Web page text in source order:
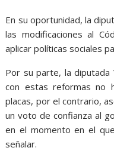
En su oportunidad, la
las modificaciones al
aplicar políticas sociales
Por su parte, la diputada
con estas reformas no
placas, por el contrario,
un voto de confianza al
en el momento en el
señalar.